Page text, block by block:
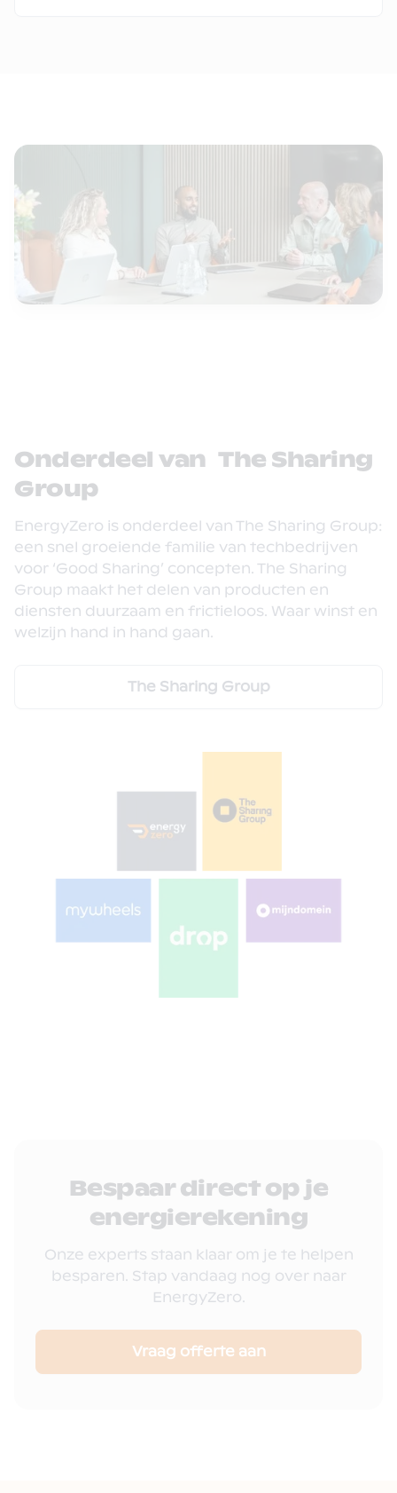
Onderdeel van The Sharing
Group
EnergyZero is onderdeel van The Sharing Group:
een snel groeiende familie van techbedrijven
voor ‘Good Sharing’ concepten. The Sharing
Group maakt het delen van producten en
diensten duurzaam en frictieloos. Waar winst en
welzijn hand in hand gaan.
The Sharing Group
Bespaar direct op je
energierekening
Onze experts staan klaar om je te helpen
besparen. Stap vandaag nog over naar
EnergyZero.
Vraag offerte aan